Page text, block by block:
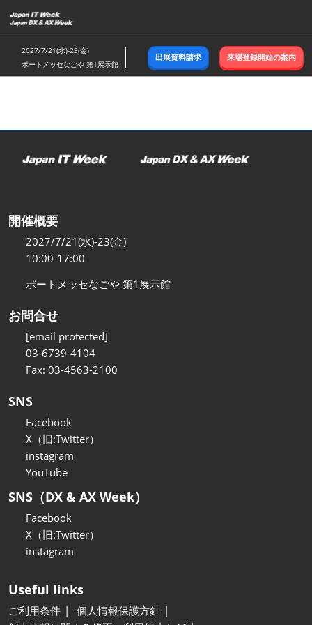
キ
ッ
し
む
2027/7/21(水)-23(金)
ポートメッセなごや 第1展示館
出展資料請求 来場登録開始の案内
開催概要
2027/7/21(水)-23(金)
10:00-17:00
ポートメッセなごや 第1展示館
お問合せ
[email protected]
03-6739-4104
Fax: 03-4563-2100
SNS
Facebook
X（旧:Twitter）
instagram
YouTube
SNS（DX & AX Week）
Facebook
X（旧:Twitter）
instagram
Useful links
ご利用条件
個人情報保護方針